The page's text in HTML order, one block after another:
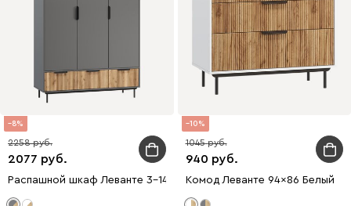
8
2077
2258
Распашной шкаф Леванте 3-144x205 Графитовый
10
940
1045
Комод Леванте 94x86 Белый